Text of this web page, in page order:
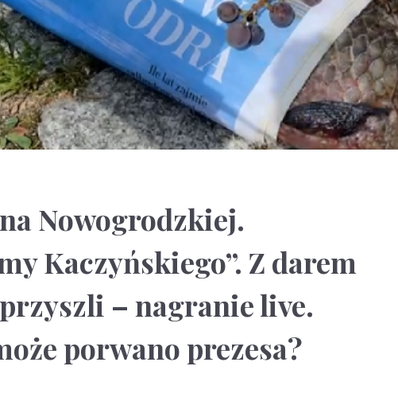
Nowogrodzkiej.
Kaczyńskiego”. Z darem
– nagranie live.
porwano prezesa?